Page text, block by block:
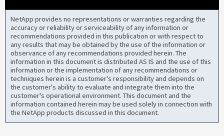
NetApp provides no representations or warranties regarding the
accuracy or reliability or serviceability of any information or
recommendations provided in this publication or with respect to
any results that may be obtained by the use of the information or
observance of any recommendations provided herein. The
information in this document is distributed AS IS and the use of this
information or the implementation of any recommendations or
techniques herein is a customer's responsibility and depends on
the customer's ability to evaluate and integrate them into the
customer's operational environment. This document and the
information contained herein may be used solely in connection with
the NetApp products discussed in this document.